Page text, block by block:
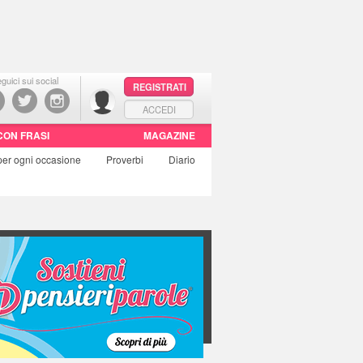
sui social
REGISTRATI
ACCEDI
FRASI MAGAZINE
ogni occasione Proverbi
Diario